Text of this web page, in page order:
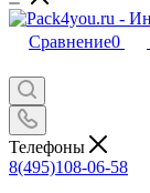
Сравнение0
Телефоны
8(495)108-06-58